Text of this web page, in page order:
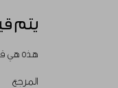
يتم قياس
هذه هي
المرجع